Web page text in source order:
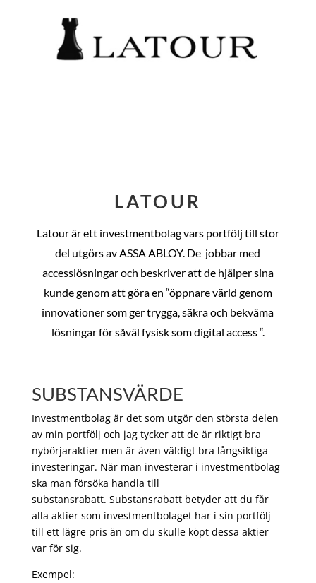
LATOUR
Latour är ett investmentbolag vars portfölj till stor
del utgörs av ASSA ABLOY. De jobbar med
accesslösningar och beskriver att de hjälper sina
kunde genom att göra en “öppnare värld genom
innovationer som ger trygga, säkra och bekväma
lösningar för såväl fysisk som digital access “.
SUBSTANSVÄRDE
Investmentbolag är det som utgör den största delen
av min portfölj och jag tycker att de är riktigt bra
nybörjaraktier men är även väldigt bra långsiktiga
investeringar. När man investerar i investmentbolag
ska man försöka handla till
substansrabatt. Substansrabatt betyder att du får
alla aktier som investmentbolaget har i sin portfölj
till ett lägre pris än om du skulle köpt dessa aktier
var för sig.
Exempel: